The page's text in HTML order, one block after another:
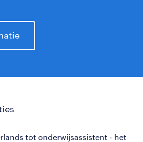
tot onderwijsassistent - het